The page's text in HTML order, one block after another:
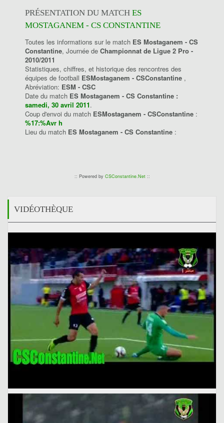
PRÉSENTATION DU MATCH ES
MOSTAGANEM - CS CONSTANTINE
Toutes les informations sur le match ES Mostaganem - CS
Constantine, Journée de Championnat de Ligue 2 Pro -
2010/2011
Statistiques, chiffres, et historique des rencontres des
équipes de football ESMostaganem - CSConstantine ,
Abréviation: ESM - CSC
Date du match ES Mostaganem - CS Constantine :
samedi, 30 avril 2011.
Coup d'envoi du match ESMostaganem - CSConstantine :
%17:%Avr h
Lieu du match ES Mostaganem - CS Constantine :
:: Powered by CSConstantine.Net::
VIDÉOTHÈQUE